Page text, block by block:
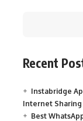
Recent
Instabridge
Internet Sharing
Best